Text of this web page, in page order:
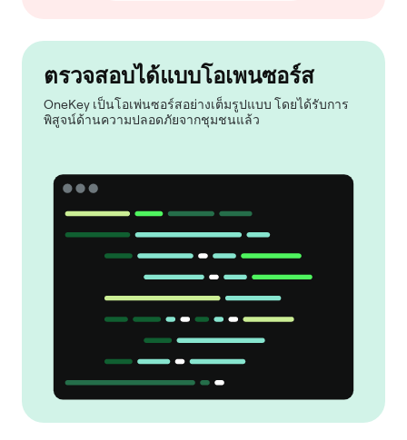
ตรวจสอบได้แบบโอเพนซอร์ส
OneKey เป็นโอเพ่นซอร์สอย่างเต็มรูปแบบ โดยได้รับการ
พิสูจน์ด้านความปลอดภัยจากชุมชนแล้ว